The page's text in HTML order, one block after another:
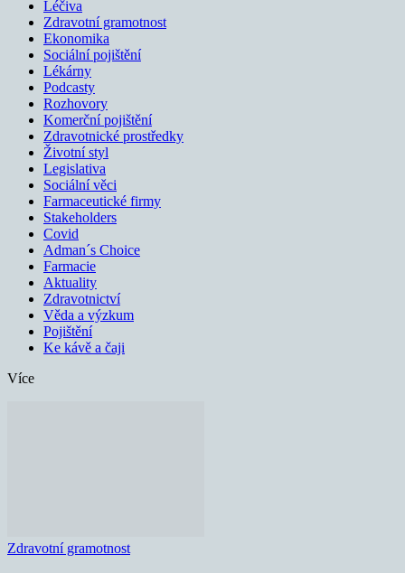
Léčiva
Zdravotní gramotnost
Ekonomika
Sociální pojištění
Lékárny
Podcasty
Rozhovory
Komerční pojištění
Zdravotnické prostředky
Životní styl
Legislativa
Sociální věci
Farmaceutické firmy
Stakeholders
Covid
Adman´s Choice
Farmacie
Aktuality
Zdravotnictví
Věda a výzkum
Pojištění
Ke kávě a čaji
Více
Zdravotní gramotnost